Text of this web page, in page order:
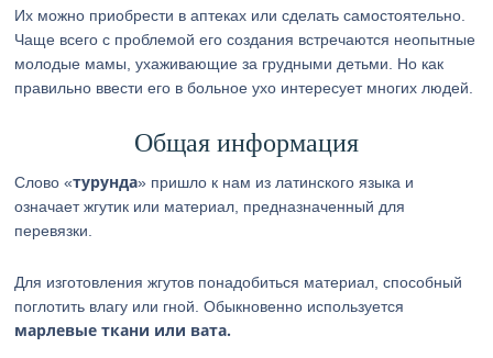
Их можно приобрести в аптеках или сделать самостоятельно.
Чаще всего с проблемой его создания встречаются неопытные
молодые мамы, ухаживающие за грудными детьми. Но как
правильно ввести его в больное ухо интересует многих людей.
Общая информация
Слово «турунда» пришло к нам из латинского языка и
означает жгутик или материал, предназначенный для
перевязки.
Для изготовления жгутов понадобиться материал, способный
поглотить влагу или гной. Обыкновенно используется
марлевые ткани или вата.